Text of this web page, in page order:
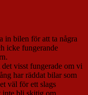
in bilen för att ta några
icke fungerande
visst fungerade om vi
har räddat bilar som
väl för ett slags